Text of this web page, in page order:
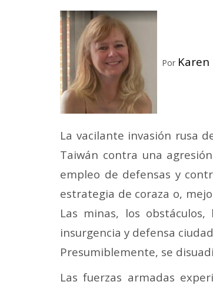
Por Karen
La vacilante invasión rusa
Taiwán contra una
empleo de defensas y
estrategia de coraza o,
Las minas, los
insurgencia y defensa
Presumiblemente, se
Las fuerzas armadas